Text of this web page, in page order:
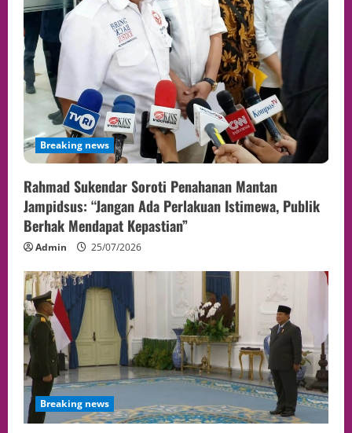
Breaking news
Rahmad Sukendar Soroti Penahanan Mantan
Jampidsus: “Jangan Ada Perlakuan Istimewa, Publik
Berhak Mendapat Kepastian”
Admin 25/07/2026
Breaking news